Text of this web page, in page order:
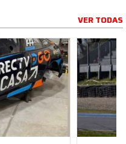
VER TODAS